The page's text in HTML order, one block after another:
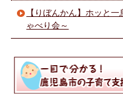
【りぼんかん】ホッと
ゃべり会～